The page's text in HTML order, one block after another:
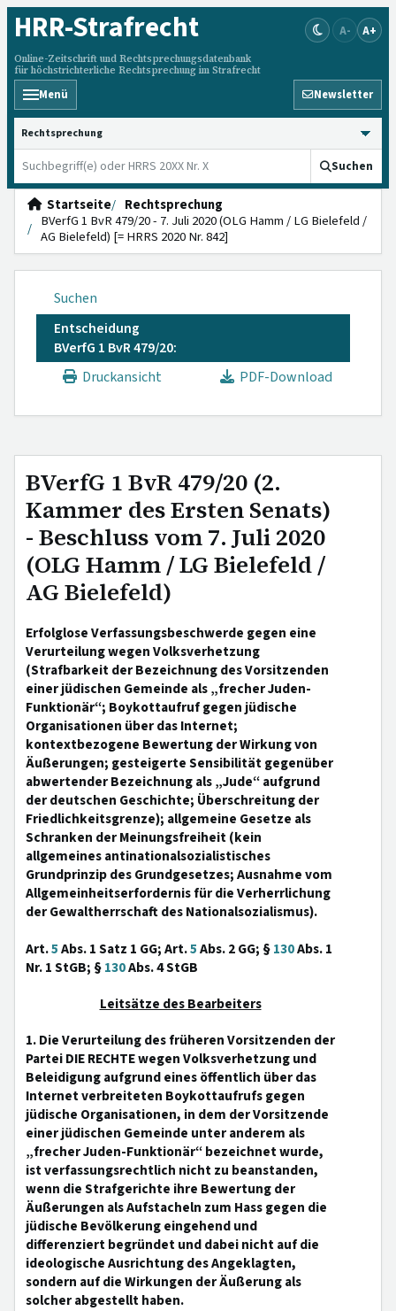
HRR-Strafrecht
Online-Zeitschrift und Rechtsprechungsdatenbank
für höchstrichterliche Rechtsprechung im Strafrecht
A- A+
Menü Newsletter
HRRS durchsuchen
Suchen
Startseite
Rechtsprechung
BVerfG 1 BvR 479/20 - 7. Juli 2020 (OLG Hamm / LG Bielefeld /
AG Bielefeld) [= HRRS 2020 Nr. 842]
Suchen
Entscheidung
BVerfG 1 BvR 479/20:
Druckansicht
PDF-Download
BVerfG 1 BvR 479/20 (2.
Kammer des Ersten Senats)
- Beschluss vom 7. Juli 2020
(OLG Hamm / LG Bielefeld /
AG Bielefeld)
Erfolglose Verfassungsbeschwerde gegen eine
Verurteilung wegen Volksverhetzung
(Strafbarkeit der Bezeichnung des Vorsitzenden
einer jüdischen Gemeinde als „frecher Juden-
Funktionär“; Boykottaufruf gegen jüdische
Organisationen über das Internet;
kontextbezogene Bewertung der Wirkung von
Äußerungen; gesteigerte Sensibilität gegenüber
abwertender Bezeichnung als „Jude“ aufgrund
der deutschen Geschichte; Überschreitung der
Friedlichkeitsgrenze); allgemeine Gesetze als
Schranken der Meinungsfreiheit (kein
allgemeines antinationalsozialistisches
Grundprinzip des Grundgesetzes; Ausnahme vom
Allgemeinheitserfordernis für die Verherrlichung
der Gewaltherrschaft des Nationalsozialismus).
Art.5Abs. 1 Satz 1 GG; Art.5Abs. 2 GG; §130Abs. 1
Nr. 1 StGB; §130Abs. 4 StGB
Leitsätze des Bearbeiters
1. Die Verurteilung des früheren Vorsitzenden der
Partei DIE RECHTE wegen Volksverhetzung und
Beleidigung aufgrund eines öffentlich über das
Internet verbreiteten Boykottaufrufs gegen
jüdische Organisationen, in dem der Vorsitzende
einer jüdischen Gemeinde unter anderem als
„frecher Juden-Funktionär“ bezeichnet wurde,
ist verfassungsrechtlich nicht zu beanstanden,
wenn die Strafgerichte ihre Bewertung der
Äußerungen als Aufstacheln zum Hass gegen die
jüdische Bevölkerung eingehend und
differenziert begründet und dabei nicht auf die
ideologische Ausrichtung des Angeklagten,
sondern auf die Wirkungen der Äußerung als
solcher abgestellt haben.